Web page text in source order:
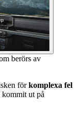
berörs av
förkomplexa fel
kommit ut på